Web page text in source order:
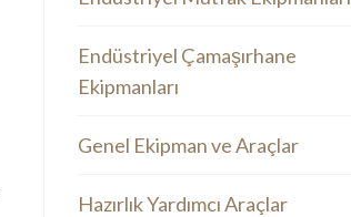
Endüstriyel Çamaşırhane
Ekipmanları
Genel Ekipman ve Araçlar
Hazırlık Yardımcı Araçlar